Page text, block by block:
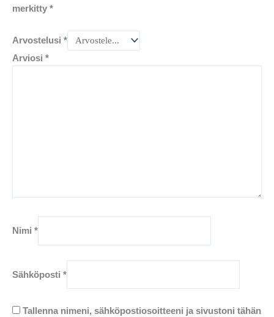
merkitty *
Arvostelusi *
Arviosi *
Nimi *
Sähköposti *
Tallenna nimeni, sähköpostiosoitteeni ja sivustoni tähän